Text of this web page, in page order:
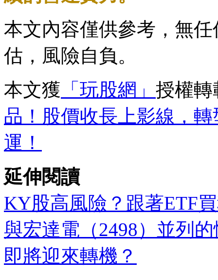
本文內容僅供參考，無
估，風險自負。
本文獲 「玩股網」 授權轉
品！股價收長上影線，
運！
延伸閱讀
KY股高風險？跟著ETF
與宏達電（2498）並列
即將迎來轉機？